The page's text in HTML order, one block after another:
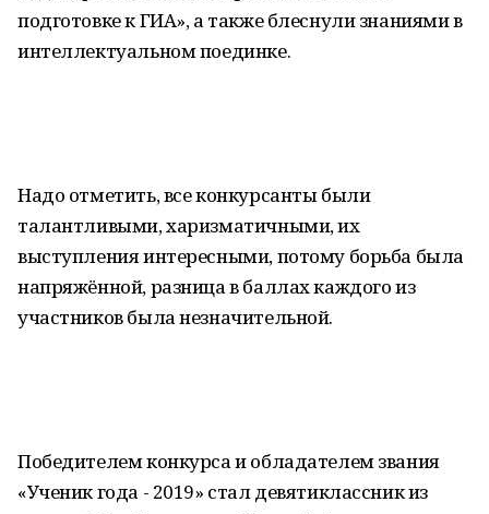
подготовке к ГИА», а также блеснули знаниями в
интеллектуальном поединке.
Надо отметить, все конкурсанты были
талантливыми, харизматичными, их
выступления интересными, потому борьба была
напряжённой, разница в баллах каждого из
участников была незначительной.
Победителем конкурса и обладателем звания
«Ученик года - 2019» стал девятиклассник из